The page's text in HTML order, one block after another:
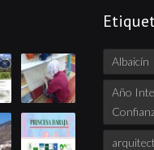
Albaicín
Año